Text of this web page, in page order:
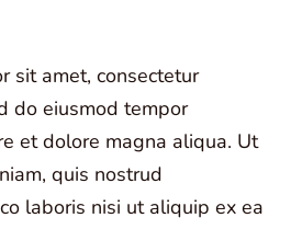
sit amet, consectetur
do eiusmod tempor
et dolore magna aliqua. Ut
quis nostrud
laboris nisi ut aliquip ex ea